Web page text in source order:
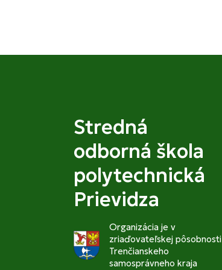
Stredná
odborná škola
polytechnická
Prievidza
Organizácia je v
zriaďovateľskej pôsobnosti
Trenčianskeho
samosprávneho kraja